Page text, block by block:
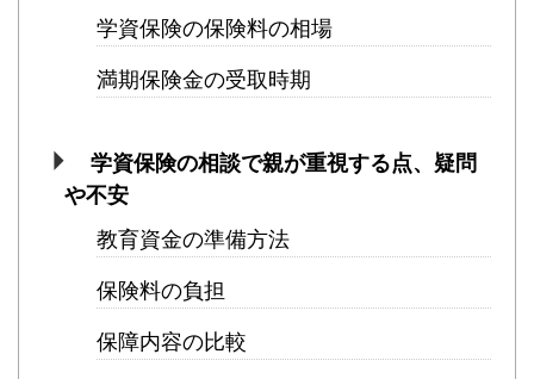
学資保険の保険料の相場
満期保険金の受取時期
学資保険の相談で親が重視する点、疑問
や不安
教育資金の準備方法
保険料の負担
保障内容の比較